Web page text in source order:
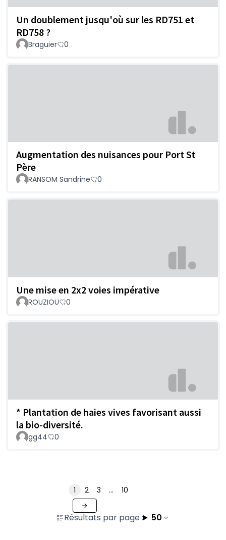
Un doublement jusqu'où sur les RD751 et
RD758 ?
Braguier 0
Augmentation des nuisances pour Port St
Père
RANSOM Sandrine 0
Une mise en 2x2 voies impérative
ROUZIOU 0
* Plantation de haies vives favorisant aussi
la bio-diversité.
gg44 0
Résultats par page : 50
1 2 3 … 10